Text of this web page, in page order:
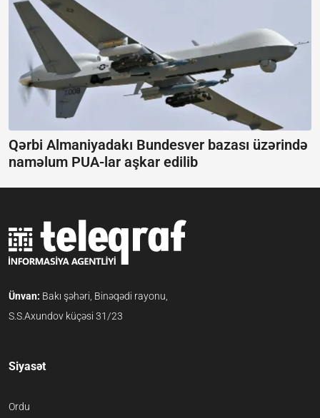
Qərbi Almaniyadakı Bundesver bazası üzərində
naməlum PUA-lar aşkar edilib
Ünvan: Bakı şəhəri, Binəqədi rayonu,
S.S.Axundov küçəsi 31/23
Siyasət
Ordu